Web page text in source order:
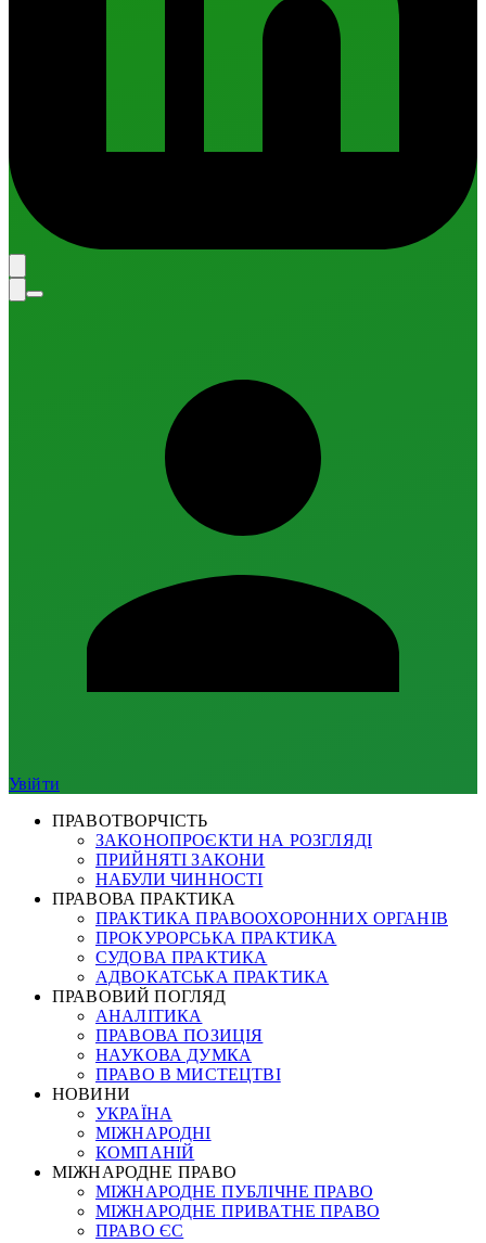
Увійти
ПРАВОТВОРЧІСТЬ
ЗАКОНОПРОЄКТИ НА РОЗГЛЯДІ
ПРИЙНЯТІ ЗАКОНИ
НАБУЛИ ЧИННОСТІ
ПРАВОВА ПРАКТИКА
ПРАКТИКА ПРАВООХОРОННИХ ОРГАНІВ
ПРОКУРОРСЬКА ПРАКТИКА
СУДОВА ПРАКТИКА
АДВОКАТСЬКА ПРАКТИКА
ПРАВОВИЙ ПОГЛЯД
АНАЛІТИКА
ПРАВОВА ПОЗИЦІЯ
НАУКОВА ДУМКА
ПРАВО В МИСТЕЦТВІ
НОВИНИ
УКРАЇНА
МІЖНАРОДНІ
КОМПАНІЙ
МІЖНАРОДНЕ ПРАВО
МІЖНАРОДНЕ ПУБЛІЧНЕ ПРАВО
МІЖНАРОДНЕ ПРИВАТНЕ ПРАВО
ПРАВО ЄС